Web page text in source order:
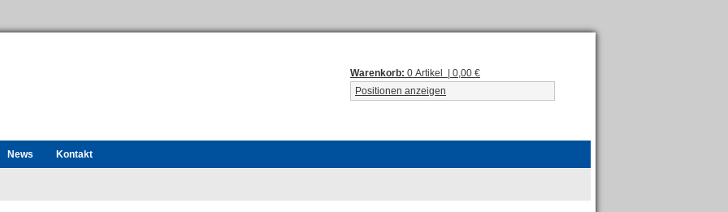
Warenkorb: 0 Artikel | 0,00 €
Positionen anzeigen
News Kontakt